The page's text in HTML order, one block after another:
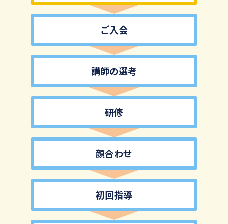
ご入会
講師の選考
研修
顔合わせ
初回指導